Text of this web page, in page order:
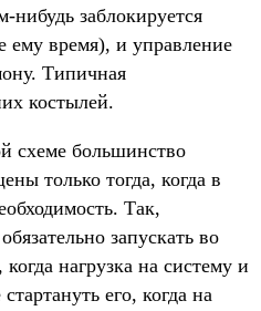
нибудь заблокируется
ему время), и управление
Типичная
костылей.
схеме большинство
только тогда, когда в
Так,
запускать во
нагрузка на систему и
его, когда на